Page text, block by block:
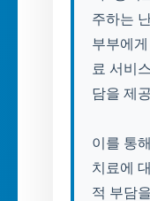
주하는
부부에게
료 서비
담을 제
이를 통
치료에
적 부담